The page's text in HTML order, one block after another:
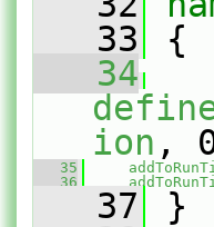
   33
{
   34
ion ,
   35
   36
   37
}